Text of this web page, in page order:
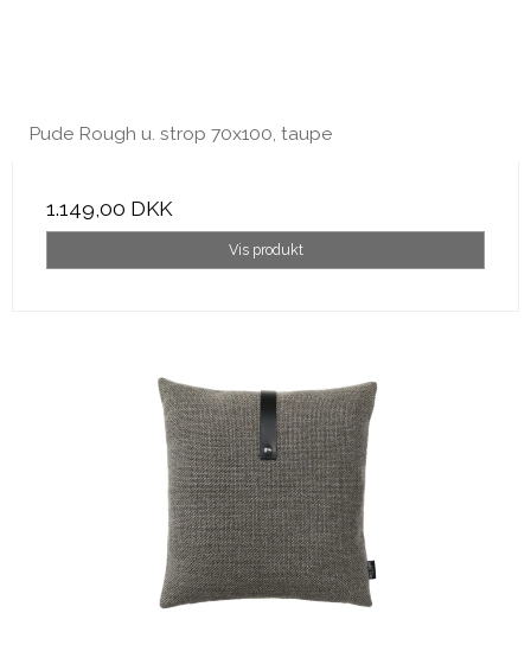
Pude Rough u. strop 70x100, taupe
1.149,00 DKK
Vis produkt